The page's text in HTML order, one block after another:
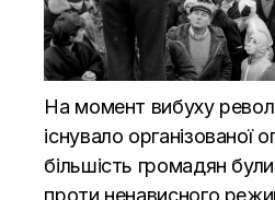
На момент вибуху
існувало організованої
більшість громадян
проти ненависного